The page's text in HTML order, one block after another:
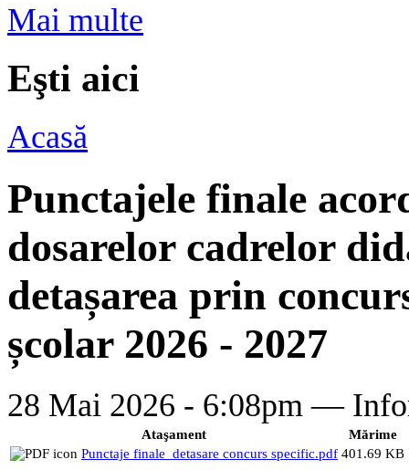
Mai multe
Eşti aici
Acasă
Punctajele finale
dosarelor cadrelor
detașarea prin
școlar 2026 - 2027
28 Mai 2026 - 6:08pm —
Ataşament
Mărime
Punctaje finale_detasare concurs specific.pdf 401.69 KB